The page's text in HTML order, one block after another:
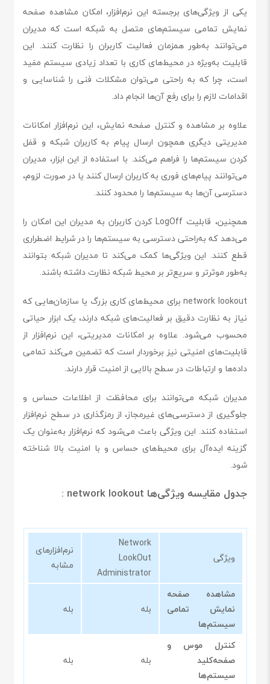
یکی از ویژگی‌های برجسته این نرم‌افزار، امکان مشاهده صفحه
نمایش تمامی سیستم‌های متصل به شبکه است که مدیران
می‌توانند به‌طور همزمان فعالیت کاربران را نظارت کنند. این
قابلیت به‌ویژه در محیط‌های کاری با تعداد زیادی سیستم مفید
است، چرا که به راحتی می‌توان مشکلات فنی را شناسایی و
اقدامات لازم را برای رفع آن‌ها انجام داد.
علاوه بر مشاهده و کنترل صفحه نمایش، این نرم‌افزار امکانات
مدیریتی دیگری همچون ارسال پیام به کاربران شبکه و قفل
کردن سیستم‌ها را فراهم می‌کند. با استفاده از این ابزار، مدیران
می‌توانند پیام‌های فوری به کاربران ارسال کنند یا در صورت لزوم،
دسترسی آن‌ها به سیستم‌ها را محدود کنند.
همچنین، قابلیت LogOff کردن کاربران به مدیران این امکان را
می‌دهد که به‌راحتی دسترسی به سیستم‌ها را در شرایط اضطراری
قطع کنند. این ویژگی‌ها کمک می‌کند تا مدیران شبکه بتوانند
به‌طور موثرتر و سریع‌تر بر محیط شبکه نظارت داشته باشند.
network lookout برای محیط‌های کاری بزرگ یا سازمان‌هایی که
نیاز به نظارت دقیق بر فعالیت‌های شبکه دارند، یک ابزار حیاتی
محسوب می‌شود. علاوه بر امکانات مدیریتی، این نرم‌افزار از
قابلیت‌های امنیتی نیز برخوردار است که تضمین می‌کند تمامی
داده‌ها و ارتباطات در سطح بالایی از امنیت قرار دارند.
مدیران شبکه می‌توانند برای محافظت از اطلاعات حساس و
جلوگیری از دسترسی‌های غیرمجاز، از رمزگذاری در سطح نرم‌افزار
استفاده کنند. این ویژگی باعث می‌شود که نرم‌افزار به‌عنوان یک
گزینه ایده‌آل برای محیط‌های حساس و با امنیت بالا شناخته
شود.
جدول مقایسه ویژگی‌ها network lookout :
ویژگی
Network
LookOut
Administrator
نرم‌افزارهای
مشابه
مشاهده صفحه
نمایش تمامی
سیستم‌ها
بله بله
کنترل موس و
صفحه‌کلید
سیستم‌ها
بله بله